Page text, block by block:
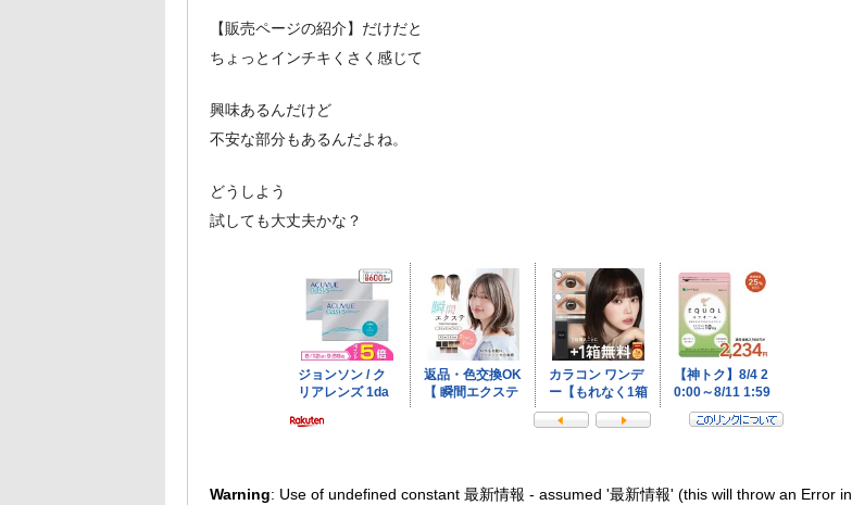
【販売ページの紹介】だけだと
ちょっとインチキくさく感じて
興味あるんだけど
不安な部分もあるんだよね。
どうしよう
試しても大丈夫かな？
Warning: Use of undefined constant 最新情報 - assumed '最新情報' (this will throw an Error in